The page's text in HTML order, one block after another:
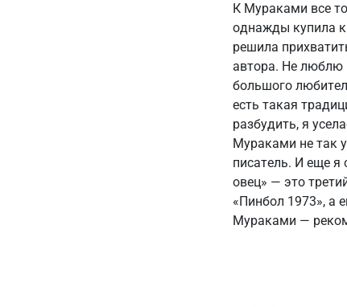
К Мураками все
однажды купила
решила
автора. Не люблю
большого
есть такая
разбудить, я
Мураками не так
писатель. И еще я
овец» — это
«Пинбол 1973», а
Мураками —